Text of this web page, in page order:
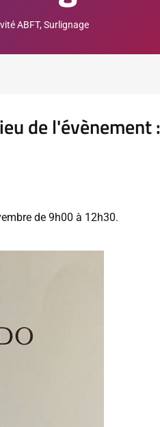
ABFT,Surlignage
de l'évènement :
de 9h00 à 12h30.